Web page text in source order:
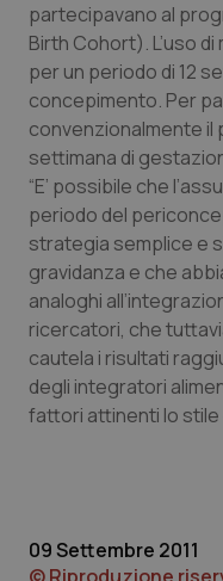
Molise
Piemonte
Provincia
Provincia
Puglia
Sardegna
Sicilia
Epatiti
HIV
Infezioni &
Ipertensione &
Malattie rare
Malattia di
Neuroscienze
partecipavano al
Birth Cohort). L’uso
per un periodo di 12
concepimento. Per
convenzionalmente il
settimana di
“E’ possibile che
periodo del
strategia semplice e
gravidanza e che
analoghi
ricercatori, che
cautela i risultati
degli integratori
fattori attinenti lo stile
09 Settembre 2011